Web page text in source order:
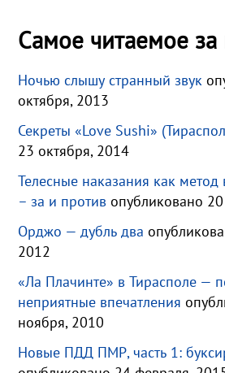
Самое читаемое за
Ночью слышу странный звук
октября, 2013
Секреты «Love Sushi»
23 октября, 2014
Телесные наказания как метод
– за и против опубликовано
Орджо — дубль два
2012
«Ла Плачинте» в Тирасполе —
неприятные впечатления
ноября, 2010
Новые ПДД ПМР, часть 1: